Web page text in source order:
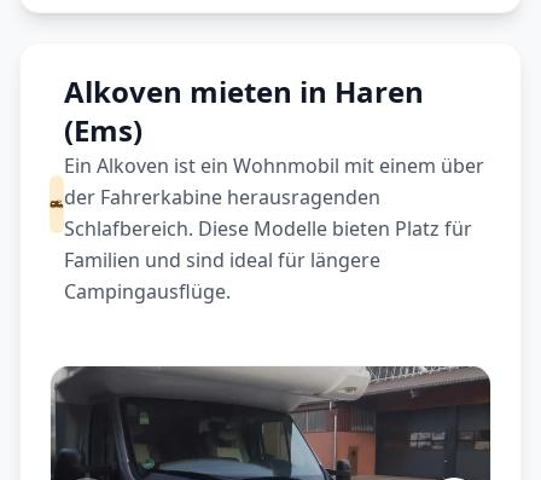
Alkoven mieten in Haren
(Ems)
Ein Alkoven ist ein Wohnmobil mit einem über
der Fahrerkabine herausragenden
Schlafbereich. Diese Modelle bieten Platz für
Familien und sind ideal für längere
Campingausflüge.